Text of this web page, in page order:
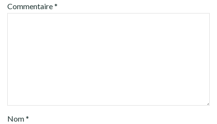
Commentaire*
Nom*